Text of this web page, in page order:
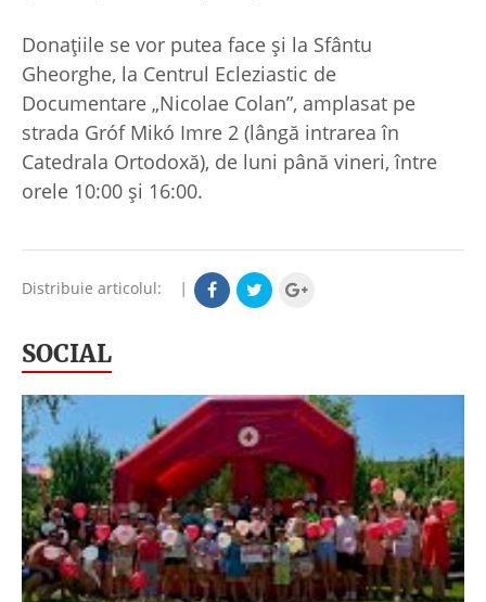
Donațiile se vor putea face și la Sfântu
Gheorghe, la Centrul Ecleziastic de
Documentare „Nicolae Colan”, amplasat pe
strada Gróf Mikó Imre 2 (lângă intrarea în
Catedrala Ortodoxă), de luni până vineri, între
orele 10:00 și 16:00.
Distribuie articolul: |
SOCIAL